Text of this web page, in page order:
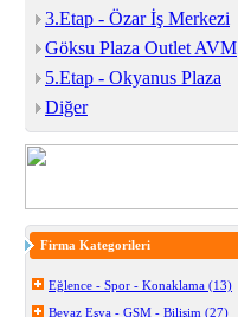
3.Etap - Özar İş Merkezi
Göksu Plaza Outlet AVM
5.Etap - Okyanus Plaza
Diğer
Firma Kategorileri
Eğlence - Spor - Konaklama (13)
Beyaz Eşya - GSM - Bilişim (27)